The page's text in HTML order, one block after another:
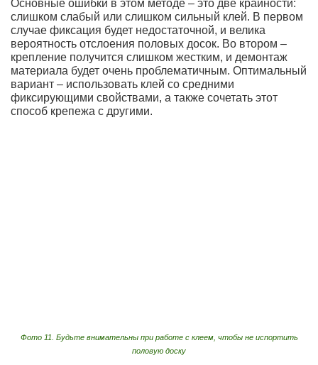
Основные ошибки в этом методе – это две крайности:
слишком слабый или слишком сильный клей. В первом
случае фиксация будет недостаточной, и велика
вероятность отслоения половых досок. Во втором –
крепление получится слишком жестким, и демонтаж
материала будет очень проблематичным. Оптимальный
вариант – использовать клей со средними
фиксирующими свойствами, а также сочетать этот
способ крепежа с другими.
Фото 11. Будьте внимательны при работе с клеем, чтобы не испортить
половую доску